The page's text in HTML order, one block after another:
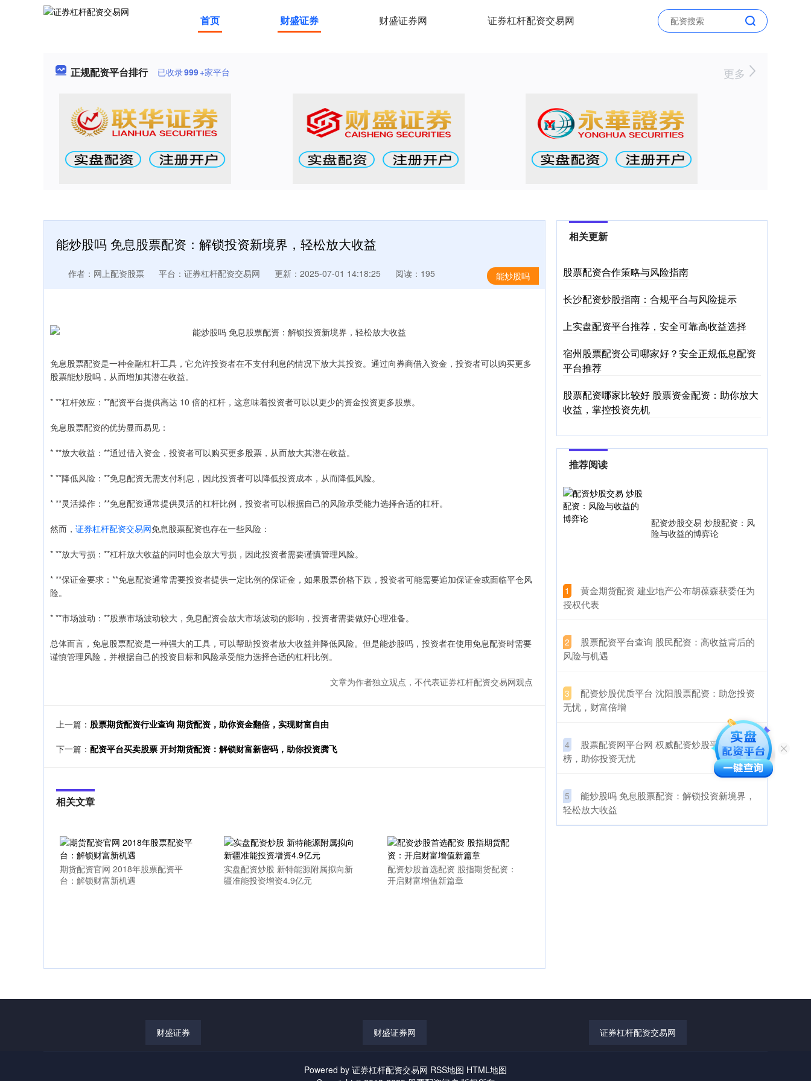
首页 财盛证券 财盛证券网 证券杠杆配资交易网
正规配资平台排行 已收录999+家平台 更多
能炒股吗 免息股票配资：解锁投资新境界，轻松放大收益
能炒股吗
作者：网上配资股票 平台：证券杠杆配资交易网 更新：2025-07-01 14:18:25 阅读：195
免息股票配资是一种金融杠杆工具，它允许投资者在不支付利息的情况下放大其投资。通过向券商借入资金，投资者可以购买更多
股票能炒股吗，从而增加其潜在收益。
* **杠杆效应：**配资平台提供高达 10 倍的杠杆，这意味着投资者可以以更少的资金投资更多股票。
免息股票配资的优势显而易见：
* **放大收益：**通过借入资金，投资者可以购买更多股票，从而放大其潜在收益。
* **降低风险：**免息配资无需支付利息，因此投资者可以降低投资成本，从而降低风险。
* **灵活操作：**免息配资通常提供灵活的杠杆比例，投资者可以根据自己的风险承受能力选择合适的杠杆。
然而， 证券杠杆配资交易网免息股票配资也存在一些风险：
* **放大亏损：**杠杆放大收益的同时也会放大亏损，因此投资者需要谨慎管理风险。
* **保证金要求：**免息配资通常需要投资者提供一定比例的保证金，如果股票价格下跌，投资者可能需要追加保证金或面临平仓风
险。
* **市场波动：**股票市场波动较大，免息配资会放大市场波动的影响，投资者需要做好心理准备。
总体而言，免息股票配资是一种强大的工具，可以帮助投资者放大收益并降低风险。但是能炒股吗，投资者在使用免息配资时需要
谨慎管理风险，并根据自己的投资目标和风险承受能力选择合适的杠杆比例。
文章为作者独立观点，不代表证券杠杆配资交易网观点
上一篇： 股票期货配资行业查询 期货配资，助你资金翻倍，实现财富自由
下一篇： 配资平台买卖股票 开封期货配资：解锁财富新密码，助你投资腾飞
相关文章
期货配资官网 2018年股票配资平
台：解锁财富新机遇
实盘配资炒股 新特能源附属拟向新
疆准能投资增资4.9亿元
配资炒股首选配资 股指期货配资：
开启财富增值新篇章
相关更新
股票配资合作策略与风险指南
长沙配资炒股指南：合规平台与风险提示
上实盘配资平台推荐，安全可靠高收益选择
宿州股票配资公司哪家好？安全正规低息配资
平台推荐
股票配资哪家比较好 股票资金配资：助你放大
收益，掌控投资先机
推荐阅读
配资炒股交易 炒股配资：风
险与收益的博弈论
1
​黄金期货配资 建业地产公布胡葆森获委任为
授权代表
2
​股票配资平台查询 股民配资：高收益背后的
风险与机遇
3
​配资炒股优质平台 沈阳股票配资：助您投资
无忧，财富倍增
4
​股票配资网平台网 权威配资炒股平台排行
榜，助你投资无忧
5
​能炒股吗 免息股票配资：解锁投资新境界，
轻松放大收益
财盛证券 财盛证券网 证券杠杆配资交易网
Powered by 证券杠杆配资交易网 RSS地图 HTML地图